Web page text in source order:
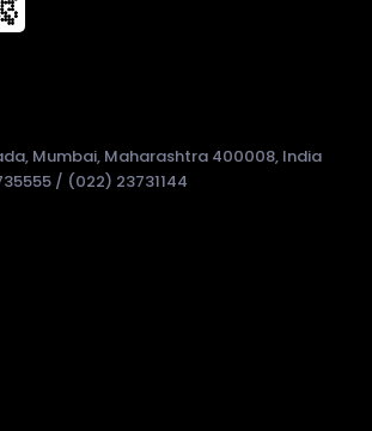
Mumbai, Maharashtra 400008, India
/ (022) 23731144